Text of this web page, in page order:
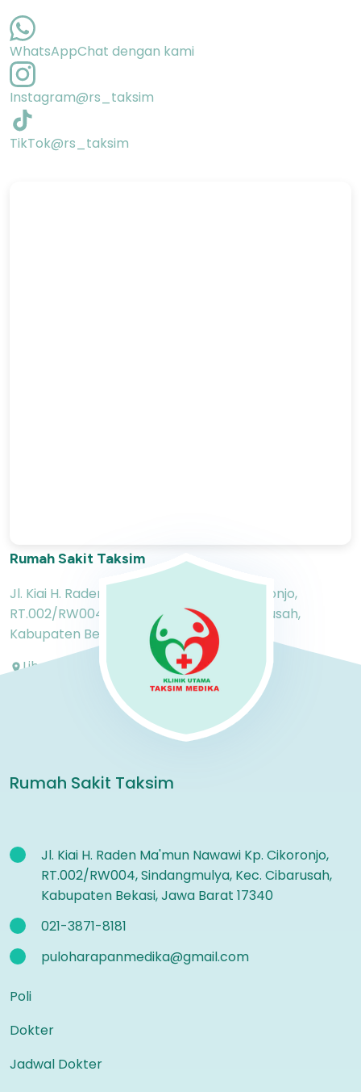
WhatsAppChat dengan kami
Instagram@rs_taksim
TikTok@rs_taksim
Rumah Sakit Taksim
Jl. Kiai H. Raden Ma'mun Nawawi Kp. Cikoronjo,
RT.002/RW004, Sindangmulya, Kec. Cibarusah,
Kabupaten Bekasi, Jawa Barat 17340
Lihat di OpenStreetMap
Petunjuk Arah
Rumah Sakit Taksim
Jl. Kiai H. Raden Ma'mun Nawawi Kp. Cikoronjo,
RT.002/RW004, Sindangmulya, Kec. Cibarusah,
Kabupaten Bekasi, Jawa Barat 17340
021-3871-8181
puloharapanmedika@gmail.com
Poli
Dokter
Jadwal Dokter